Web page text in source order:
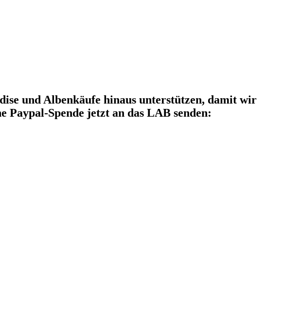
und Albenkäufe hinaus unterstützen, damit wir
Spende jetzt an das LAB senden: